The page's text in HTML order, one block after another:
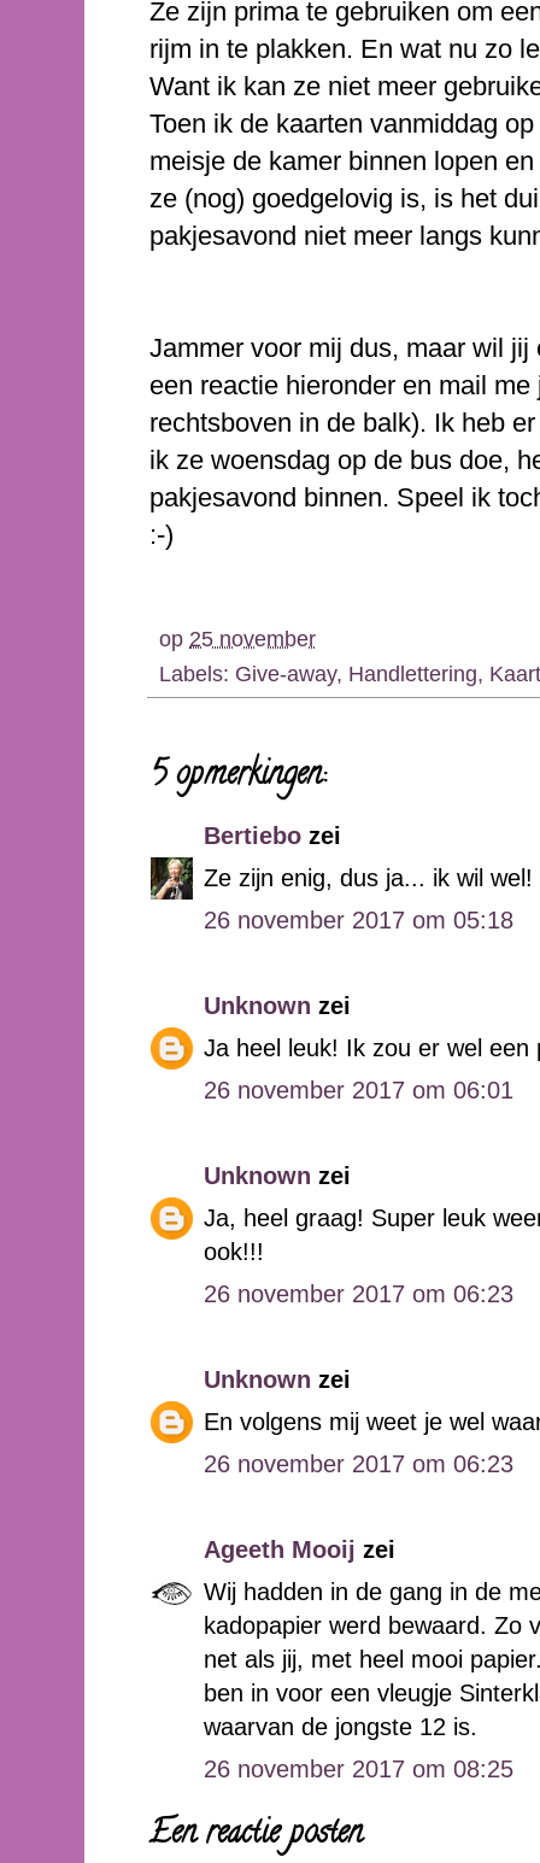
Ze zijn prima te gebruiken om
rijm in te plakken. En wat nu zo
Want ik kan ze niet meer
Toen ik de kaarten vanmiddag
meisje de kamer binnen lopen
ze (nog) goedgelovig is, is het
pakjesavond niet meer langs
Jammer voor mij dus, maar wil
een reactie hieronder en mail
rechtsboven in de balk). Ik heb
ik ze woensdag op de bus doe,
pakjesavond binnen. Speel ik
:-)
op 25 november
Labels: Give-away, Handlettering,
5 opmerkingen:
Bertiebo zei
Ze zijn enig, dus ja... ik wil wel!
26 november 2017 om 05:18
Unknown zei
Ja heel leuk! Ik zou er wel een
26 november 2017 om 06:01
Unknown zei
Ja, heel graag! Super leuk
ook!!!
26 november 2017 om 06:23
Unknown zei
En volgens mij weet je wel
26 november 2017 om 06:23
Ageeth Mooij zei
Wij hadden in de gang in de
kadopapier werd bewaard. Zo
net als jij, met heel mooi
ben in voor een vleugje
waarvan de jongste 12 is.
26 november 2017 om 08:25
Een reactie posten